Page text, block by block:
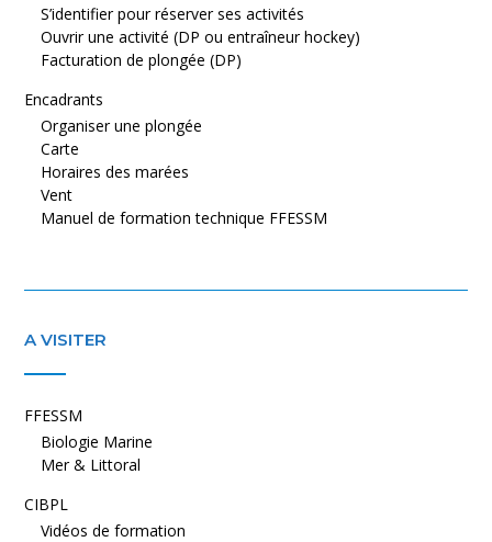
S’identifier pour réserver ses activités
Ouvrir une activité (DP ou entraîneur hockey)
Facturation de plongée (DP)
Encadrants
Organiser une plongée
Carte
Horaires des marées
Vent
Manuel de formation technique FFESSM
A VISITER
FFESSM
Biologie Marine
Mer & Littoral
CIBPL
Vidéos de formation